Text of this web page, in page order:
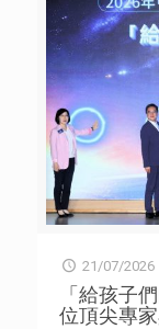
21/07/2026
「給孩子
位頂尖專